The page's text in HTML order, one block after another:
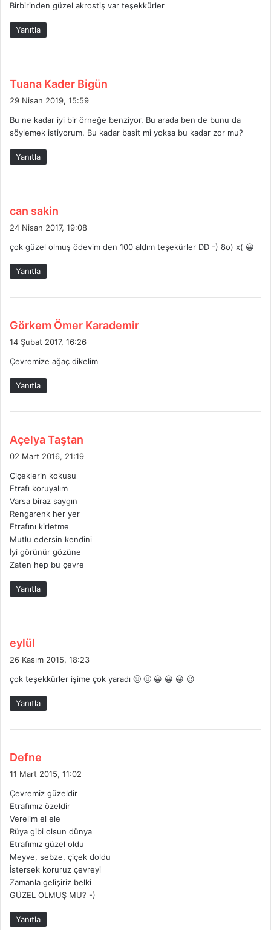
Birbirinden güzel akrostiş var teşekkürler
Yanıtla
Tuana Kader Bigün
k
29 Nisan 2019, 15:59
Bu ne kadar iyi bir örneğe benziyor. Bu arada ben de bunu da
söylemek istiyorum. Bu kadar basit mi yoksa bu kadar zor mu?
Yanıtla
can sakin
e
i
24 Nisan 2017, 19:08
çok güzel olmuş ödevim den 100 aldım teşekürler DD -) 8o) x( 😀
Yanıtla
Görkem Ömer Karademir
14 Şubat 2017, 16:26
Çevremize ağaç dikelim
Yanıtla
Açelya Taştan
02 Mart 2016, 21:19
Çiçeklerin kokusu
Etrafı koruyalım
Varsa biraz saygın
Rengarenk her yer
Etrafını kirletme
Mutlu edersin kendini
İyi görünür gözüne
Zaten hep bu çevre
Yanıtla
eylül
i
k
i
26 Kasım 2015, 18:23
çok teşekkürler işime çok yaradı 🙂 🙂 😀 😀 😀 😉
Yanıtla
Defne
e
i
k
i
11 Mart 2015, 11:02
Çevremiz güzeldir
Etrafımız özeldir
Verelim el ele
Rüya gibi olsun dünya
Etrafımız güzel oldu
Meyve, sebze, çiçek doldu
İstersek koruruz çevreyi
Zamanla gelişiriz belki
GÜZEL OLMUŞ MU? -)
Yanıtla